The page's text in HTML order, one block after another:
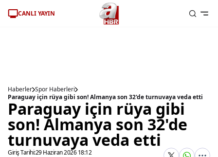
CANLI YAYIN
Haberler Spor Haberleri
Paraguay için rüya gibi son! Almanya son 32'de turnuvaya veda etti
Paraguay için rüya gibi
son! Almanya son 32'de
turnuvaya veda etti
Giriş Tarihi:29 Haziran 2026 18:12